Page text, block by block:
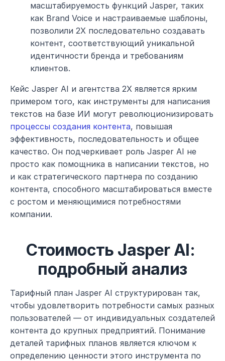
масштабируемость функций Jasper, таких
как Brand Voice и настраиваемые шаблоны,
позволили 2X последовательно создавать
контент, соответствующий уникальной
идентичности бренда и требованиям
клиентов.
Кейс Jasper AI и агентства 2X является ярким
примером того, как инструменты для написания
процессы создания контента, повышая
эффективность, последовательность и общее
качество. Он подчеркивает роль Jasper AI не
просто как помощника в написании текстов, но
и как стратегического партнера по созданию
контента, способного масштабироваться вместе
с ростом и меняющимися потребностями
компании.
Стоимость Jasper AI:
подробный анализ
Тарифный план Jasper AI структурирован так,
чтобы удовлетворить потребности самых разных
пользователей — от индивидуальных создателей
контента до крупных предприятий. Понимание
деталей тарифных планов является ключом к
определению ценности этого инструмента по